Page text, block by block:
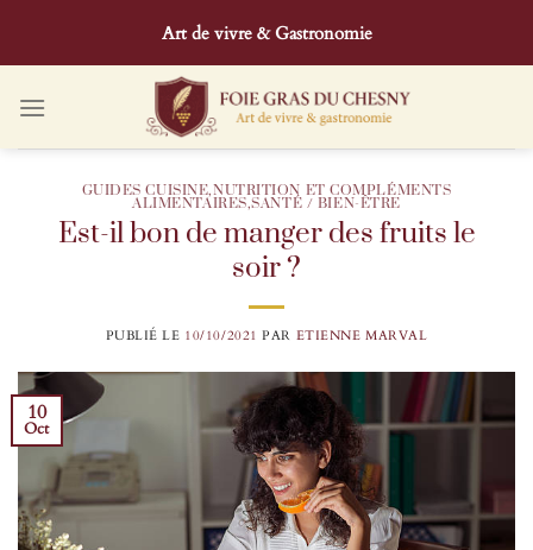
contenu
Art de vivre & Gastronomie
GUIDES CUISINE,NUTRITION ET COMPLÉMENTS
ALIMENTAIRES,SANTÉ / BIEN-ÊTRE
Est-il bon de manger des fruits le
soir ?
PUBLIÉ LE 10/10/2021 PAR ETIENNE MARVAL
10
Oct